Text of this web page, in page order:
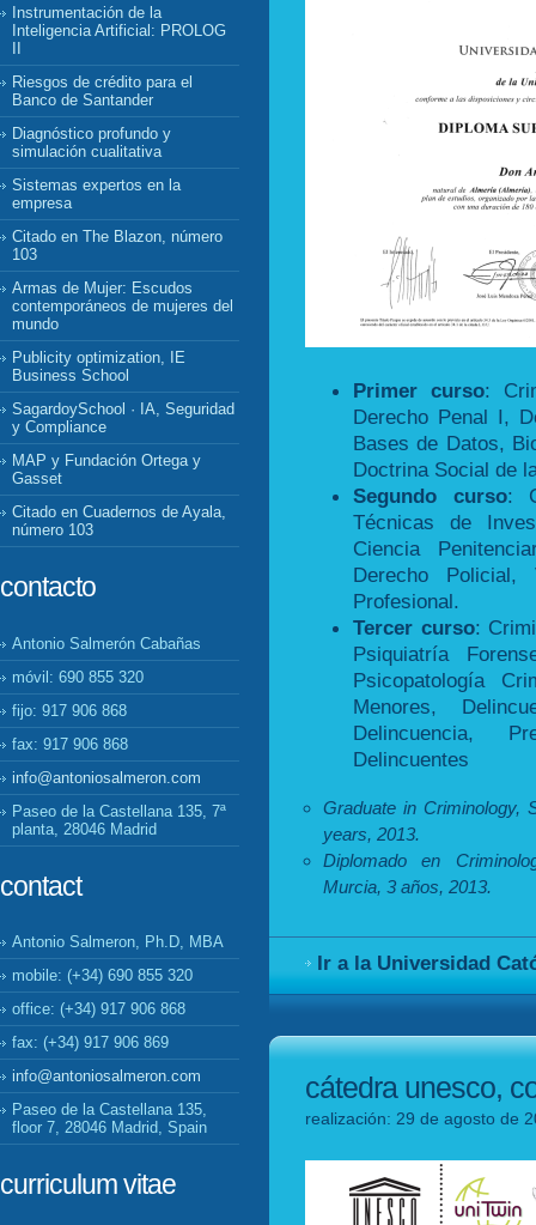
Instrumentación de la
Inteligencia Artificial: PROLOG
Riesgos de crédito para el
Banco de Santander
Diagnóstico profundo y
simulación cualitativa
Sistemas expertos en la
empresa
Citado en The Blazon, número
103
Armas de Mujer: Escudos
contemporáneos de mujeres del
mundo
Publicity optimization, IE
Business School
SagardoySchool · IA, Seguridad
y Compliance
MAP y Fundación Ortega y
Gasset
Citado en Cuadernos de Ayala,
número 103
contacto
Antonio Salmerón Cabañas
móvil: 690 855 320
fijo: 917 906 868
fax: 917 906 868
info@antoniosalmeron.com
Paseo de la Castellana 135, 7ª
planta, 28046 Madrid
contact
Antonio Salmeron, Ph.D, MBA
mobile: (+34) 690 855 320
office: (+34) 917 906 868
fax: (+34) 917 906 869
info@antoniosalmeron.com
Paseo de la Castellana 135,
floor 7, 28046 Madrid, Spain
curriculum vitae
Primer curso:
Derecho Penal I,
Bases de Datos,
Doctrina Social de
Segundo curso:
Técnicas de
Ciencia
Derecho Policial,
Profesional.
Tercer curso:
Psiquiatría
Psicopatología
Menores,
Delincuencia,
Delincuentes
Graduate in Criminology,
years, 2013.
Diplomado en
Murcia, 3 años, 2013.
Ir a la Universidad
cátedra unesco,
realización: 29 de agosto de